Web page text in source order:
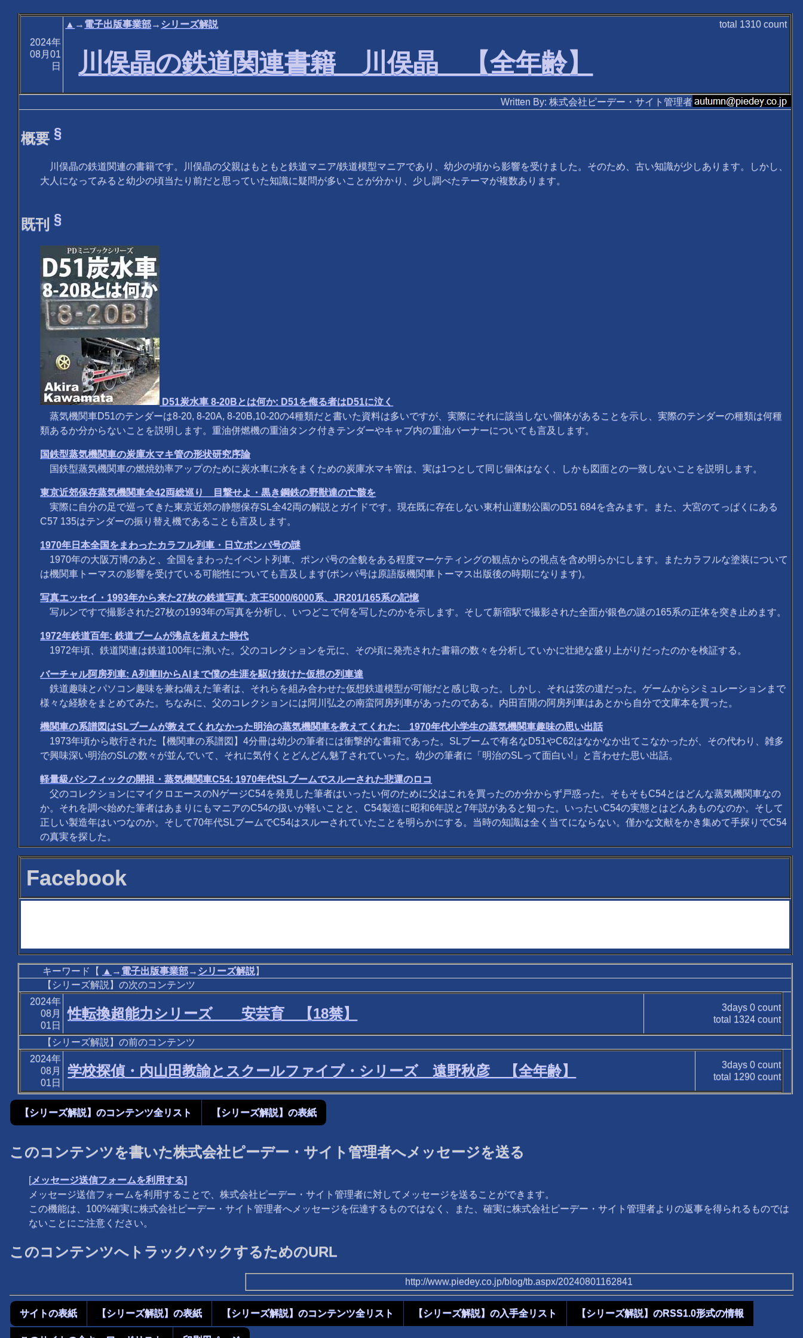
2024年
08月01
日
▲ → 電子出版事業部→ シリーズ解説 total 1310 count
川俣晶の鉄道関連書籍 川俣晶 【全年齢】
Written By: 株式会社ピーデー・サイト管理者
概要§
川俣晶の鉄道関連の書籍です。川俣晶の父親はもともと鉄道マニア/鉄道模型マニアであり、幼少の頃から影響を受けました。そのため、古い知識が少しあります。しかし、
大人になってみると幼少の頃当たり前だと思っていた知識に疑問が多いことが分かり、少し調べたテーマが複数あります。
既刊§
D51炭水車 8-20Bとは何か: D51を侮る者はD51に泣く
蒸気機関車D51のテンダーは8-20, 8-20A, 8-20B,10-20の4種類だと書いた資料は多いですが、実際にそれに該当しない個体があることを示し、実際のテンダーの種類は何種
類あるか分からないことを説明します。重油併燃機の重油タンク付きテンダーやキャブ内の重油バーナーについても言及します。
国鉄型蒸気機関車の炭庫水マキ管の形状研究序論
国鉄型蒸気機関車の燃焼効率アップのために炭水車に水をまくための炭庫水マキ管は、実は1つとして同じ個体はなく、しかも図面との一致しないことを説明します。
東京近郊保存蒸気機関車全42両総巡り 目撃せよ・黒き鋼鉄の野獣達の亡骸を
実際に自分の足で巡ってきた東京近郊の静態保存SL全42両の解説とガイドです。現在既に存在しない東村山運動公園のD51 684を含みます。また、大宮のてっぱくにある
C57 135はテンダーの振り替え機であることも言及します。
1970年日本全国をまわったカラフル列車・日立ポンパ号の謎
1970年の大阪万博のあと、全国をまわったイベント列車、ポンパ号の全貌をある程度マーケティングの観点からの視点を含め明らかにします。またカラフルな塗装について
は機関車トーマスの影響を受けている可能性についても言及します(ポンパ号は原語版機関車トーマス出版後の時期になります)。
写真エッセイ・1993年から来た27枚の鉄道写真: 京王5000/6000系、JR201/165系の記憶
写ルンですで撮影された27枚の1993年の写真を分析し、いつどこで何を写したのかを示します。そして新宿駅で撮影された全面が銀色の謎の165系の正体を突き止めます。
1972年鉄道百年: 鉄道ブームが沸点を超えた時代
1972年頃、鉄道関連は鉄道100年に沸いた。父のコレクションを元に、その頃に発売された書籍の数々を分析していかに壮絶な盛り上がりだったのかを検証する。
バーチャル阿房列車: A列車IIからAIまで僕の生涯を駆け抜けた仮想の列車達
鉄道趣味とパソコン趣味を兼ね備えた筆者は、それらを組み合わせた仮想鉄道模型が可能だと感じ取った。しかし、それは茨の道だった。ゲームからシミュレーションまで
様々な経験をまとめてみた。ちなみに、父のコレクションには阿川弘之の南蛮阿房列車があったのである。内田百閒の阿房列車はあとから自分で文庫本を買った。
機関車の系譜図はSLブームが教えてくれなかった明治の蒸気機関車を教えてくれた: 1970年代小学生の蒸気機関車趣味の思い出話
1973年頃から敢行された【機関車の系譜図】4分冊は幼少の筆者には衝撃的な書籍であった。SLブームで有名なD51やC62はなかなか出てこなかったが、その代わり、雑多
で興味深い明治のSLの数々が並んでいて、それに気付くとどんどん魅了されていった。幼少の筆者に「明治のSLって面白い!」と言わせた思い出話。
軽量級パシフィックの開祖・蒸気機関車C54: 1970年代SLブームでスルーされた悲運のロコ
父のコレクションにマイクロエースのNゲージC54を発見した筆者はいったい何のために父はこれを買ったのか分からず戸惑った。そもそもC54とはどんな蒸気機関車なの
か。それを調べ始めた筆者はあまりにもマニアのC54の扱いが軽いことと、C54製造に昭和6年説と7年説があると知った。いったいC54の実態とはどんあものなのか。そして
正しい製造年はいつなのか。そして70年代SLブームでC54はスルーされていたことを明らかにする。当時の知識は全く当てにならない。僅かな文献をかき集めて手探りでC54
の真実を探した。
Facebook
キーワード【 ▲ → 電子出版事業部→ シリーズ解説】
【シリーズ解説】の次のコンテンツ
2024年
08月
01日
性転換超能力シリーズ 安芸育 【18禁】 3days 0count
total 1324count
【シリーズ解説】の前のコンテンツ
2024年
08月
01日
学校探偵・内山田教諭とスクールファイブ・シリーズ 遠野秋彦 【全年齢】 3days 0count
total 1290count
【シリーズ解説】のコンテンツ全リスト 【シリーズ解説】の表紙
このコンテンツを書いた株式会社ピーデー・サイト管理者へメッセージを送る
[メッセージ送信フォームを利用する]
メッセージ送信フォームを利用することで、株式会社ピーデー・サイト管理者に対してメッセージを送ることができます。
この機能は、100%確実に株式会社ピーデー・サイト管理者へメッセージを伝達するものではなく、また、確実に株式会社ピーデー・サイト管理者よりの返事を得られるものでは
ないことにご注意ください。
このコンテンツへトラックバックするためのURL
http://www.piedey.co.jp/blog/tb.aspx/20240801162841
サイトの表紙 【シリーズ解説】の表紙 【シリーズ解説】のコンテンツ全リスト 【シリーズ解説】の入手全リスト 【シリーズ解説】のRSS1.0形式の情報